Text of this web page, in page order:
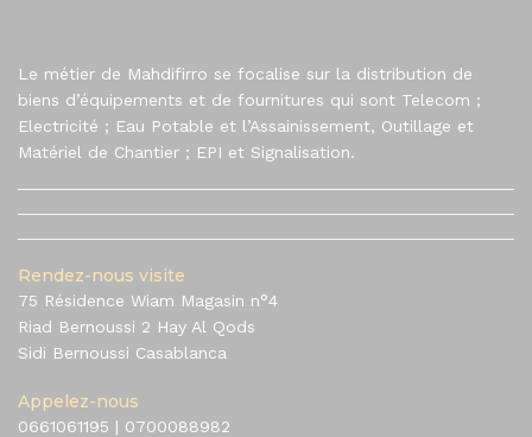
Le métier de Mahdifirro se focalise sur la distribution de
biens d’équipements et de fournitures qui sont Telecom ;
Electricité ; Eau Potable et l’Assainissement, Outillage et
Matériel de Chantier ; EPI et Signalisation.
Rendez-nous visite
75 Résidence Wiam Magasin n°4
Riad Bernoussi 2 Hay Al Qods
Sidi Bernoussi Casablanca
Appelez-nous
0661061195 | 0700088982